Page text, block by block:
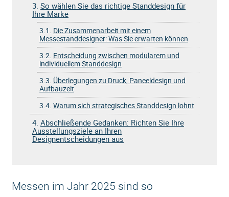
3. So wählen Sie das richtige Standdesign für
Ihre Marke
3.1. Die Zusammenarbeit mit einem
Messestanddesigner: Was Sie erwarten können
3.2. Entscheidung zwischen modularem und
individuellem Standdesign
3.3. Überlegungen zu Druck, Paneeldesign und
Aufbauzeit
3.4. Warum sich strategisches Standdesign lohnt
4. Abschließende Gedanken: Richten Sie Ihre
Ausstellungsziele an Ihren
Designentscheidungen aus
Messen im Jahr 2025 sind so